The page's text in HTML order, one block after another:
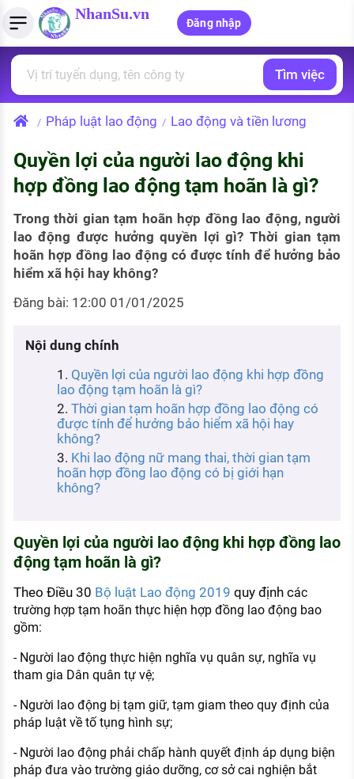
NhanSu.vn
Đăng nhập
Tìm việc làm
Việc làm ngành luật
Việc làm lương cao
Việc làm tốt nhất
CÔNG TY
Danh sách nhà tuyển dụng
Quản lý CV
Tải CV lên
Tạo CV trực tuyến
Mẫu CV đơn giản
Mẫu CV hiện đại
Tính lương Gross - Net
Tính thuế thu nhập cá nhân
Tính trợ cấp thất nghiệp
PHÁP LUẬT VIỆT NAM
Văn bản pháp luật
PHÁP LUẬT LAO ĐỘNG
Lao động và tiền lương
Bảo hiểm và phúc lợi
Thuế thu nhập
Hồ sơ biểu mẫu
Chính sách lao động
KHÁM PHÁ NGHỀ NGHIỆP
Tử vi nghề nghiệp
Kỹ năng nghề nghiệp
HƯỚNG NGHIỆP VIỆC LÀM
Đặc trưng từng nghề
XÂY DỰNG VÀ PHÁT TRIỂN ĐỘI NGŨ
NHÂN SỰ
TUYỂN DỤNG VIỆC LÀM
Tìm việc
/ Pháp luật lao động / Lao động và tiền lương
Quyền lợi của người lao động khi
hợp đồng lao động tạm hoãn là gì?
Trong thời gian tạm hoãn hợp đồng lao động, người
lao động được hưởng quyền lợi gì? Thời gian tạm
hoãn hợp đồng lao động có được tính để hưởng bảo
hiểm xã hội hay không?
Đăng bài: 12:00 01/01/2025
Nội dung chính
Quyền lợi của người lao động khi hợp đồng
lao động tạm hoãn là gì?
Thời gian tạm hoãn hợp đồng lao động có
được tính để hưởng bảo hiểm xã hội hay
không?
Khi lao động nữ mang thai, thời gian tạm
hoãn hợp đồng lao động có bị giới hạn
không?
Quyền lợi của người lao động khi hợp đồng lao
động tạm hoãn là gì?
Theo Điều 30 Bộ luật Lao động 2019 quy định các
trường hợp tạm hoãn thực hiện hợp đồng lao động bao
gồm:
- Người lao động thực hiện nghĩa vụ quân sự, nghĩa vụ
tham gia Dân quân tự vệ;
- Người lao động bị tạm giữ, tạm giam theo quy định của
pháp luật về tố tụng hình sự;
- Người lao động phải chấp hành quyết định áp dụng biện
pháp đưa vào trường giáo dưỡng, cơ sở cai nghiện bắt